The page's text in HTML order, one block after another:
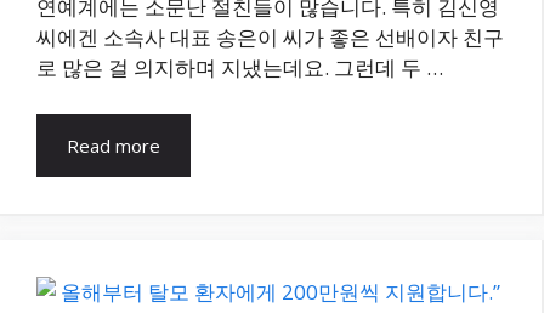
연예계에는 소문난 절친들이 많습니다. 특히 김신영
씨에겐 소속사 대표 송은이 씨가 좋은 선배이자 친구
로 많은 걸 의지하며 지냈는데요. 그런데 두 …
Read more